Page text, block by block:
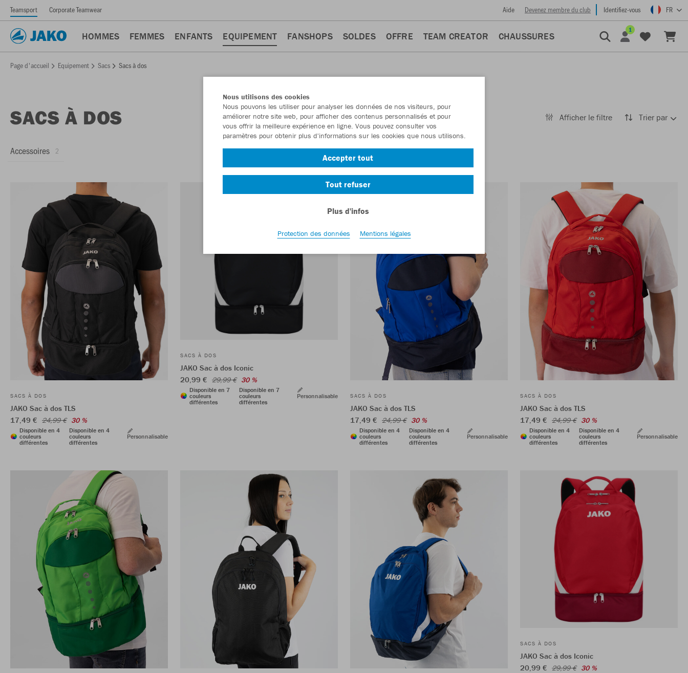
Teamsport Corporate Teamwear Aide Devenez membre du club Identifiez-vous FR
HOMMES FEMMES ENFANTS EQUIPEMENT FANSHOPS SOLDES OFFRE TEAM CREATOR CHAUSSURES
1
Page d'accueil Equipement Sacs Sacs à dos
SACS À DOS Afficher le filtre Trier par
Accessoires 2
SACS À DOS
JAKO Sac à dos TLS
17,49 € 24,99 € 30 %
Disponible en 4
couleurs
différentes
Disponible en 4
couleurs
différentes
Personnalisable
SACS À DOS
JAKO Sac à dos Iconic
20,99 € 29,99 € 30 %
Disponible en 7
couleurs
différentes
Disponible en 7
couleurs
différentes
Personnalisable SACS À DOS
JAKO Sac à dos TLS
17,49 € 24,99 € 30 %
Disponible en 4
couleurs
différentes
Disponible en 4
couleurs
différentes
Personnalisable
SACS À DOS
JAKO Sac à dos TLS
17,49 € 24,99 € 30 %
Disponible en 4
couleurs
différentes
Disponible en 4
couleurs
différentes
Personnalisable
SACS À DOS
JAKO Sac à dos Iconic
20,99 € 29,99 € 30 %
Nous utilisons des cookies
Nous pouvons les utiliser pour analyser les données de nos visiteurs, pour
améliorer notre site web, pour afficher des contenus personnalisés et pour
vous offrir la meilleure expérience en ligne. Vous pouvez consulter vos
paramètres pour obtenir plus d'informations sur les cookies que nous utilisons.
Accepter tout
Tout refuser
Plus d'infos
Protection des données Mentions légales